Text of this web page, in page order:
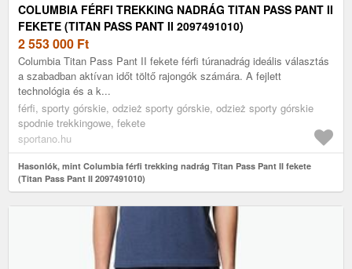
COLUMBIA FÉRFI TREKKING NADRÁG TITAN PASS PANT II
FEKETE (TITAN PASS PANT II 2097491010)
2 553 000 Ft
Columbia Titan Pass Pant II fekete férfi túranadrág ideális választás
a szabadban aktívan időt töltő rajongók számára. A fejlett
technológia és a k...
férfi, sporty górskie, odzież sporty górskie, odzież sporty górskie
spodnie trekkingowe, fekete
sportano.hu
Hasonlók, mint Columbia férfi trekking nadrág Titan Pass Pant II fekete
(Titan Pass Pant II 2097491010)